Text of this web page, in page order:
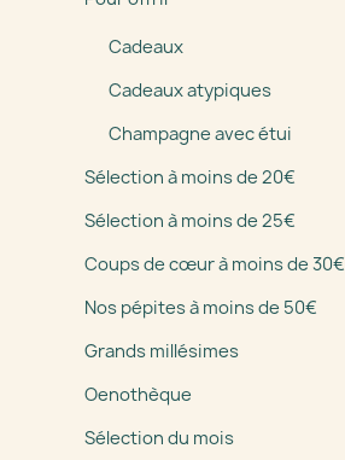
Cadeaux
Cadeaux atypiques
Champagne avec étui
Sélection à moins de 20€
Sélection à moins de 25€
Coups de cœur à moins de 30€
Nos pépites à moins de 50€
Grands millésimes
Oenothèque
Sélection du mois